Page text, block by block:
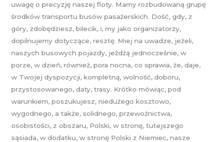
uwagę o precyzję naszej floty. Mamy rozbudowaną grupę
środków transportu busów pasażerskich. Dość, gdy, z
góry, zdobędziesz, bilecik, i, my jako organizatorzy,
dopilnujemy dotyczące, resztę. Miej na uwadze, jeżeli,
naszych busowych pojazdy, jeżdżą jednocześnie, w
porze, w dzień, również, pora nocna, co sprawia, że, daje,
w Twojej dyspozycji, kompletną, wolność, doboru,
przystosowanego, daty, trasy. Krótko mówiąc, pod
warunkiem, poszukujesz, niedużego kosztowo,
wygodnego, a także, solidnego, przewoźnictwa,
osobistości, z obszaru, Polski, w stronę, tutejszego
sąsiada, w dodatku, w stronę Polski z Niemiec, nasze